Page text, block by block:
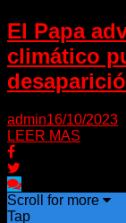
El Papa
climático
admin16/10/2023
LEER MAS
Scroll for more
Tap